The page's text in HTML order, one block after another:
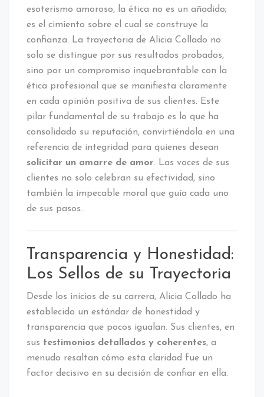
esoterismo amoroso, la ética no es un añadido;
es el cimiento sobre el cual se construye la
confianza. La trayectoria de Alicia Collado no
solo se distingue por sus resultados probados,
sino por un compromiso inquebrantable con la
ética profesional que se manifiesta claramente
en cada opinión positiva de sus clientes. Este
pilar fundamental de su trabajo es lo que ha
consolidado su reputación, convirtiéndola en una
referencia de integridad para quienes desean
solicitar un amarre de amor. Las voces de sus
clientes no solo celebran su efectividad, sino
también la impecable moral que guía cada uno
de sus pasos.
Transparencia y Honestidad:
Los Sellos de su Trayectoria
Desde los inicios de su carrera, Alicia Collado ha
establecido un estándar de honestidad y
transparencia que pocos igualan. Sus clientes, en
sus testimonios detallados y coherentes, a
menudo resaltan cómo esta claridad fue un
factor decisivo en su decisión de confiar en ella.